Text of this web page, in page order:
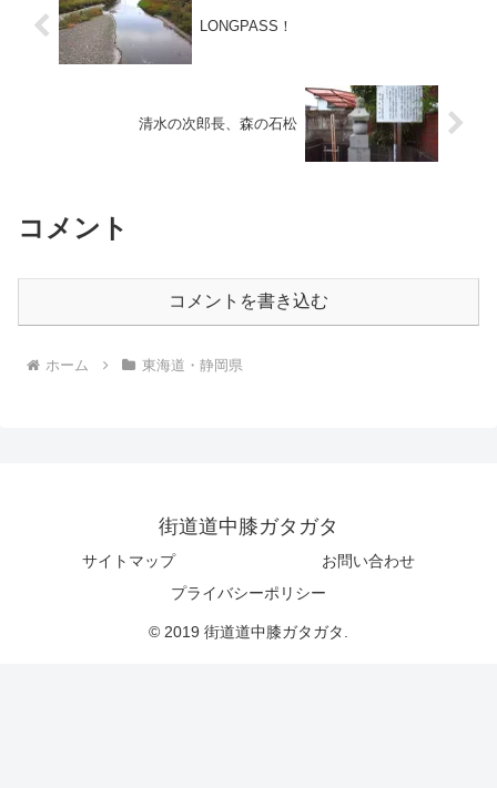
LONGPASS！
清水の次郎長、森の石松
コメント
コメントを書き込む
ホーム 東海道・静岡県
街道道中膝ガタガタ
サイトマップ
お問い合わせ
プライバシーポリシー
© 2019 街道道中膝ガタガタ.